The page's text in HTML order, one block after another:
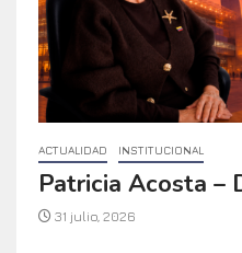
ACTUALIDAD INSTITUCIONAL
Patricia Acosta –
31 julio, 2026